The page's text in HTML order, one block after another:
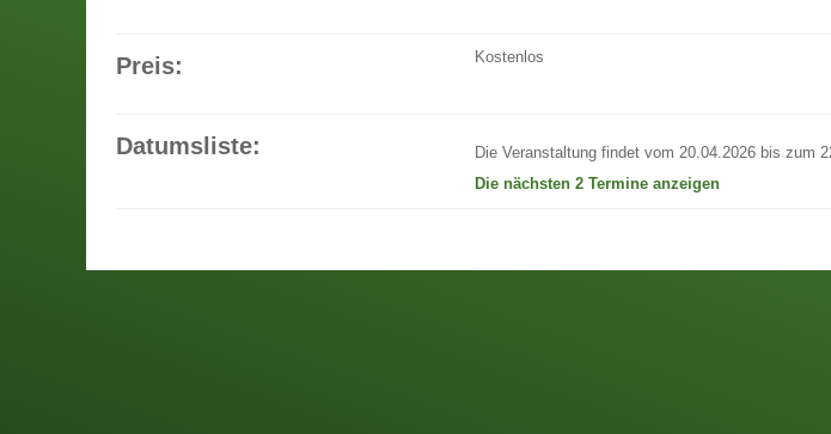
Preis: Kostenlos
Datumsliste:
Die Veranstaltung findet vom 20.04.2026 bis zum
Die nächsten 2 Termine anzeigen